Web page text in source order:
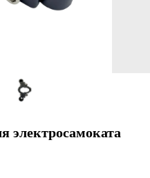
электросамоката